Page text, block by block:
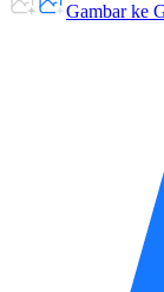
Gambar ke